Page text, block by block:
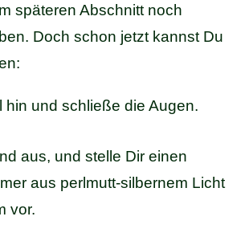
späteren Abschnitt noch
Doch schon jetzt kannst Du
hin und schließe die Augen.
aus, und stelle Dir einen
aus perlmutt-silbernem Licht
vor.